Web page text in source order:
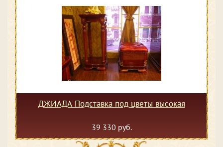
ДЖИАДА Подставка под цветы высокая
39 330 руб.